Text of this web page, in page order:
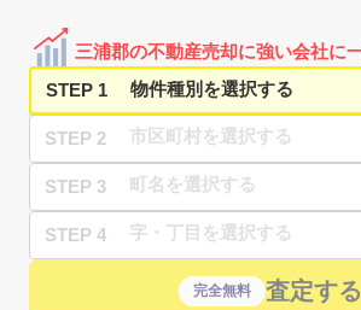
三浦郡の不動産売却に強い会社に
STEP 1
STEP 2
STEP 3
STEP 4
完全無料 査定する